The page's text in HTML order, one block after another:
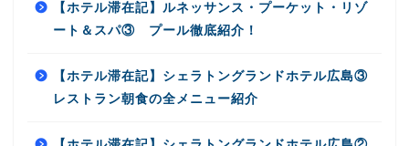
【ホテル滞在記】ルネッサンス・プーケット・リゾ
ート＆スパ③ プール徹底紹介！
【ホテル滞在記】シェラトングランドホテル広島③
レストラン朝食の全メニュー紹介